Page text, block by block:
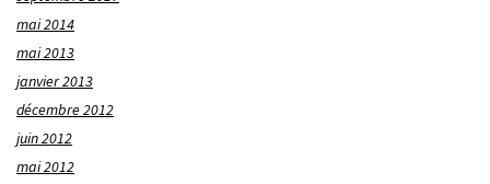
mai 2014
mai 2013
janvier 2013
décembre 2012
juin 2012
mai 2012